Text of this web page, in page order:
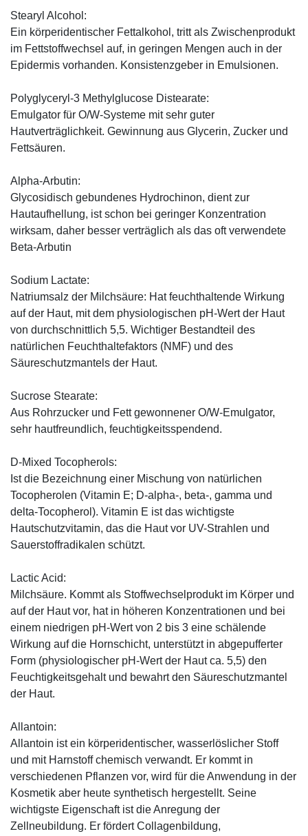
Stearyl Alcohol:
Ein körperidentischer Fettalkohol, tritt als Zwischenprodukt
im Fettstoffwechsel auf, in geringen Mengen auch in der
Epidermis vorhanden. Konsistenzgeber in Emulsionen.
Polyglyceryl-3 Methylglucose Distearate:
Emulgator für O/W-Systeme mit sehr guter
Hautverträglichkeit. Gewinnung aus Glycerin, Zucker und
Fettsäuren.
Alpha-Arbutin:
Glycosidisch gebundenes Hydrochinon, dient zur
Hautaufhellung, ist schon bei geringer Konzentration
wirksam, daher besser verträglich als das oft verwendete
Beta-Arbutin
Sodium Lactate:
Natriumsalz der Milchsäure: Hat feuchthaltende Wirkung
auf der Haut, mit dem physiologischen pH-Wert der Haut
von durchschnittlich 5,5. Wichtiger Bestandteil des
natürlichen Feuchthaltefaktors (NMF) und des
Säureschutzmantels der Haut.
Sucrose Stearate:
Aus Rohrzucker und Fett gewonnener O/W-Emulgator,
sehr hautfreundlich, feuchtigkeitsspendend.
D-Mixed Tocopherols:
Ist die Bezeichnung einer Mischung von natürlichen
Tocopherolen (Vitamin E; D-alpha-, beta-, gamma und
delta-Tocopherol). Vitamin E ist das wichtigste
Hautschutzvitamin, das die Haut vor UV-Strahlen und
Sauerstoffradikalen schützt.
Lactic Acid:
Milchsäure. Kommt als Stoffwechselprodukt im Körper und
auf der Haut vor, hat in höheren Konzentrationen und bei
einem niedrigen pH-Wert von 2 bis 3 eine schälende
Wirkung auf die Hornschicht, unterstützt in abgepufferter
Form (physiologischer pH-Wert der Haut ca. 5,5) den
Feuchtigkeitsgehalt und bewahrt den Säureschutzmantel
der Haut.
Allantoin:
Allantoin ist ein körperidentischer, wasserlöslicher Stoff
und mit Harnstoff chemisch verwandt. Er kommt in
verschiedenen Pflanzen vor, wird für die Anwendung in der
Kosmetik aber heute synthetisch hergestellt. Seine
wichtigste Eigenschaft ist die Anregung der
Zellneubildung. Er fördert Collagenbildung,